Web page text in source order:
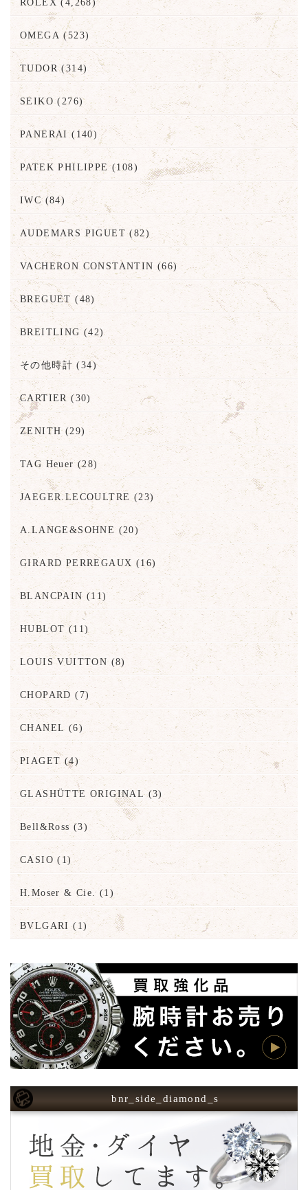
ROLEX (4,268)
OMEGA (523)
TUDOR(314)
SEIKO (276)
PANERAI (140)
PATEK PHILIPPE(108)
IWC(84)
AUDEMARS PIGUET (82)
VACHERON CONSTANTIN (66)
BREGUET (48)
BREITLING (42)
その他時計 (34)
CARTIER (30)
ZENITH(29)
TAG Heuer(28)
JAEGER.LECOULTRE (23)
A.LANGE&SOHNE (20)
GIRARD PERREGAUX (16)
BLANCPAIN(11)
HUBLOT (11)
LOUIS VUITTON (8)
CHOPARD (7)
CHANEL (6)
PIAGET(4)
GLASHÜTTE ORIGINAL(3)
Bell&Ross(3)
CASIO (1)
H.Moser & Cie.(1)
BVLGARI (1)
bnr_side_diamond_s